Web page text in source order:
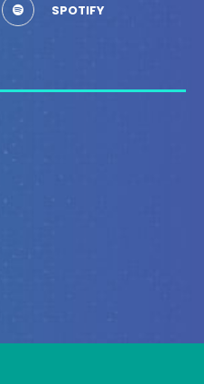
SPOTIFY